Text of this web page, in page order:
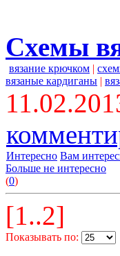
Схемы
вязание крючком |
вязаные кардиганы |
Интересно Вам
Больше не интересно
(0)
[1..2]
Показывать по: